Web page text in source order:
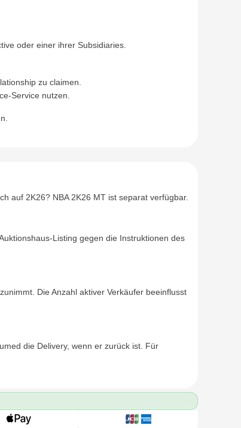
oder einer ihrer Subsidiaries.
zu claimen.
Service nutzen.
auf 2K26? NBA 2K26 MT ist separat verfügbar.
Listing gegen die Instruktionen des
Die Anzahl aktiver Verkäufer beeinflusst
die Delivery, wenn er zurück ist. Für